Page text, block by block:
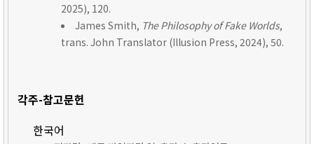
2025), 120.
James Smith, The Philosophy of Fake Worlds,
trans. John Translator (Illusion Press, 2024), 50.
각주-참고문헌
한국어